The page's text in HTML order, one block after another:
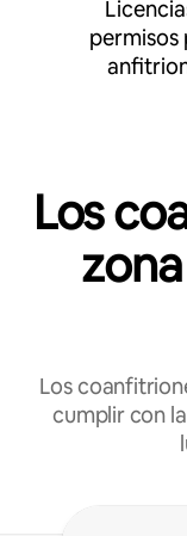
permisos
Los
Los
cumplir con